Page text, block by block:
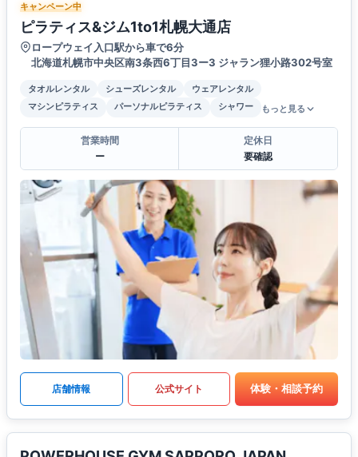
キャンペーン中
ピラティス&ジム1to1札幌大通店
ロープウェイ入口駅から車で6分
北海道札幌市中央区南3条西6丁目3ー3 ジャラン狸小路302号室
タオルレンタル シューズレンタル
ウェアレンタル
マシンピラティス
パーソナルピラティス シャワー もっと見る
営業時間
ー
定休日
要確認
店舗情報 公式サイト 体験・相談予約